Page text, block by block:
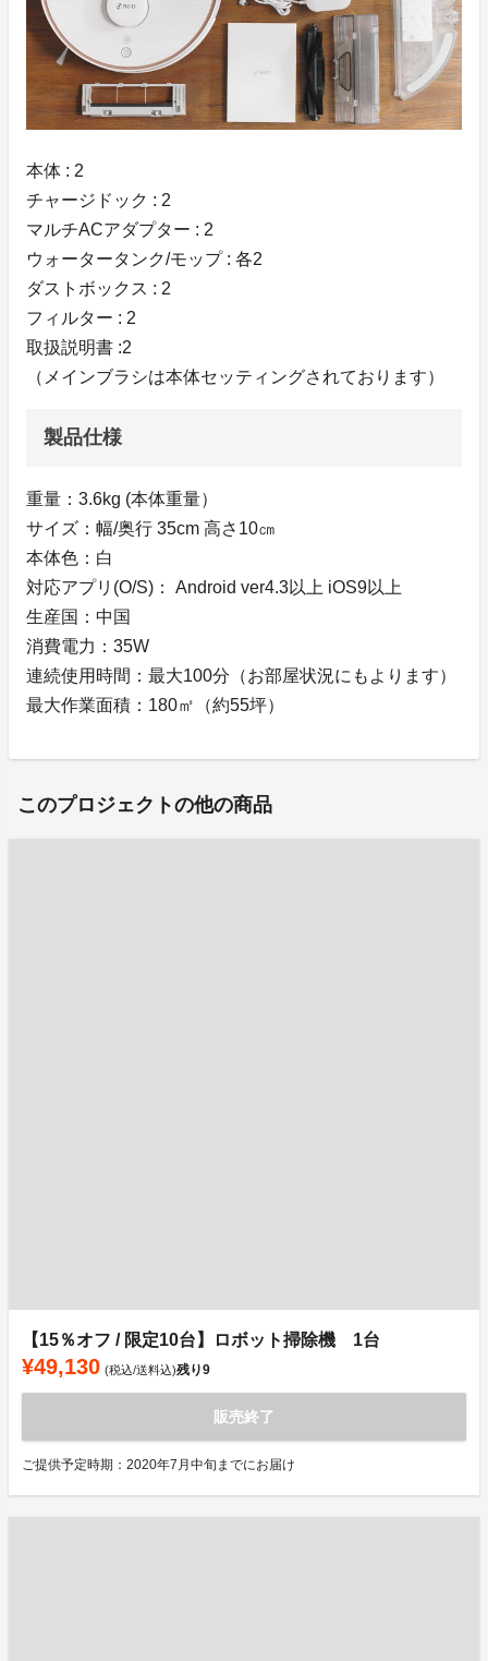
本体 : 2
チャージドック : 2
マルチACアダプター : 2
ウォータータンク/モップ : 各2
ダストボックス : 2
フィルター : 2
取扱説明書 :2
（メインブラシは本体セッティングされております）
製品仕様
重量：3.6kg (本体重量）
サイズ：幅/奥行 35cm 高さ10㎝
本体色：白
対応アプリ(O/S)： Android ver4.3以上 iOS9以上
生産国：中国
消費電力：35W
連続使用時間：最大100分（お部屋状況にもよります）
最大作業面積：180㎡（約55坪）
このプロジェクトの他の商品
【15％オフ / 限定10台】ロボット掃除機 1台
¥49,130 (税込/送料込)残り9
販売終了
ご提供予定時期：2020年7月中旬までにお届け